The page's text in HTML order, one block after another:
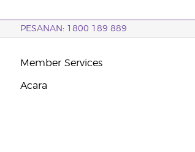
PESANAN: 1800 189 889
Member Services
Acara